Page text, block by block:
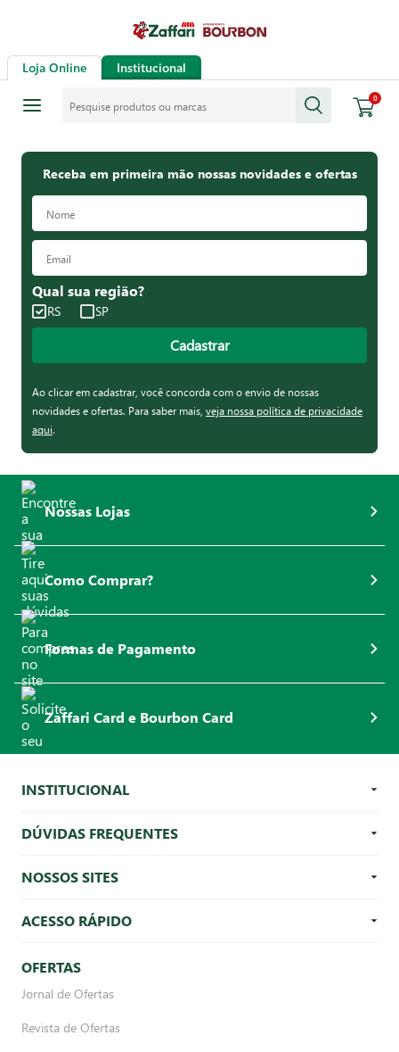
Loja Online Institucional
0
Receba em primeira mão nossas novidades e ofertas
Qual sua região?
RS SP
Cadastrar
Ao clicar em cadastrar, você concorda com o envio de nossas
novidades e ofertas. Para saber mais, veja nossa política de privacidade
aqui.
Nossas Lojas
Como Comprar?
Formas de Pagamento
Zaffari Card e Bourbon Card
INSTITUCIONAL
DÚVIDAS FREQUENTES
NOSSOS SITES
ACESSO RÁPIDO
OFERTAS
Jornal de Ofertas
Revista de Ofertas